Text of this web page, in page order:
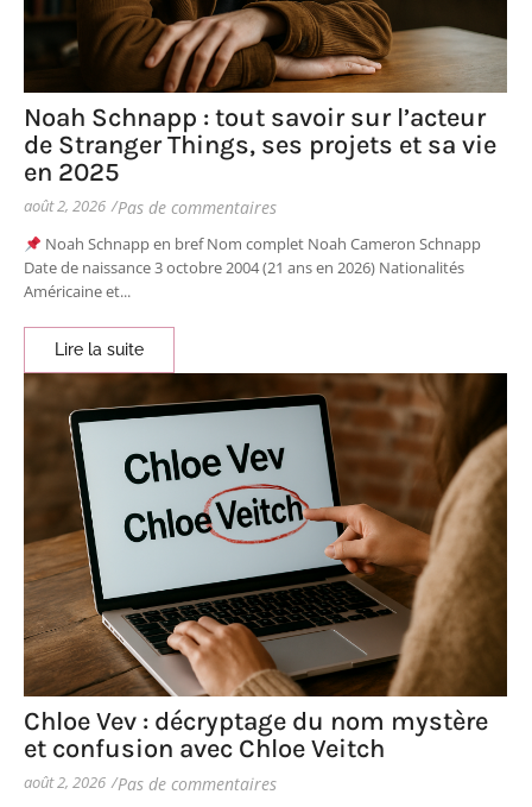
Noah Schnapp : tout savoir sur l’acteur
de Stranger Things, ses projets et sa vie
en 2025
août 2, 2026 /Pas de commentaires
Noah Schnapp en bref Nom complet Noah Cameron Schnapp
Date de naissance 3 octobre 2004 (21 ans en 2026) Nationalités
Américaine et...
Lire la suite
Chloe Vev : décryptage du nom mystère
et confusion avec Chloe Veitch
août 2, 2026 /Pas de commentaires